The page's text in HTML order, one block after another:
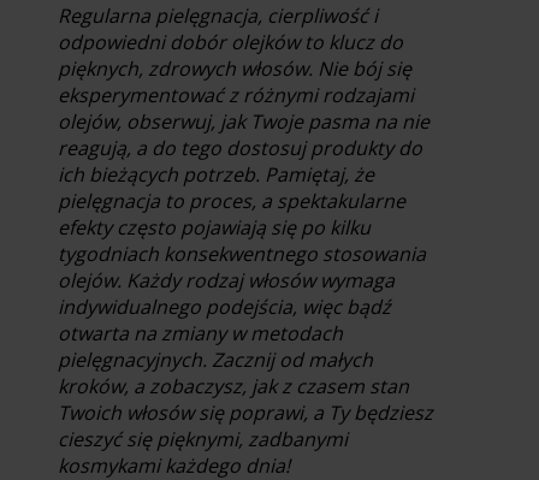
Regularna pielęgnacja, cierpliwość i
odpowiedni dobór olejków to klucz do
pięknych, zdrowych włosów. Nie bój się
eksperymentować z różnymi rodzajami
olejów, obserwuj, jak Twoje pasma na nie
reagują, a do tego dostosuj produkty do
ich bieżących potrzeb. Pamiętaj, że
pielęgnacja to proces, a spektakularne
efekty często pojawiają się po kilku
tygodniach konsekwentnego stosowania
olejów. Każdy rodzaj włosów wymaga
indywidualnego podejścia, więc bądź
otwarta na zmiany w metodach
pielęgnacyjnych. Zacznij od małych
kroków, a zobaczysz, jak z czasem stan
Twoich włosów się poprawi, a Ty będziesz
cieszyć się pięknymi, zadbanymi
kosmykami każdego dnia!